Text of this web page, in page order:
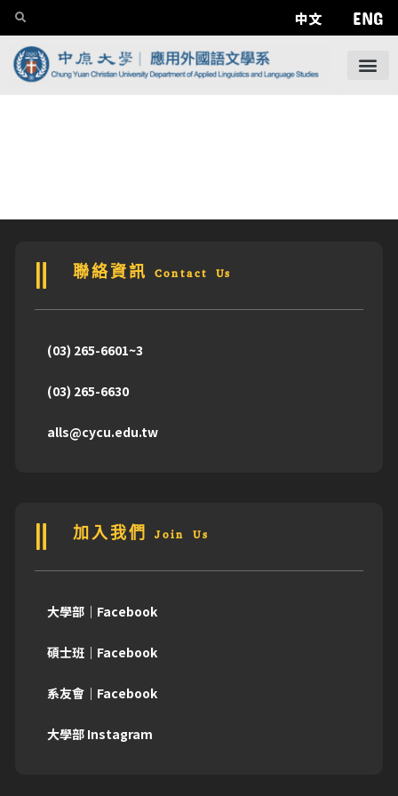
中文 ENG
聯絡資訊 Contact Us
(03) 265-6601~3
(03) 265-6630
alls@cycu.edu.tw
加入我們 Join Us
大學部｜Facebook
碩士班｜Facebook
系友會｜Facebook
大學部 Instagram